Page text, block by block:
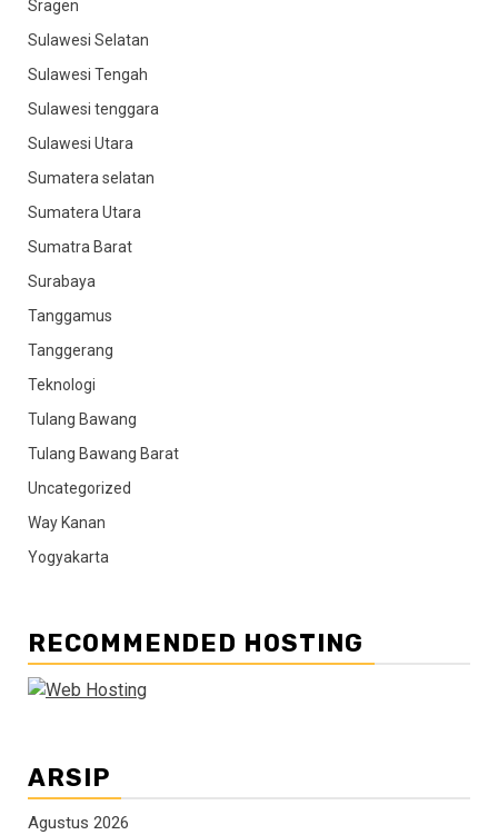
Sragen
Sulawesi Selatan
Sulawesi Tengah
Sulawesi tenggara
Sulawesi Utara
Sumatera selatan
Sumatera Utara
Sumatra Barat
Surabaya
Tanggamus
Tanggerang
Teknologi
Tulang Bawang
Tulang Bawang Barat
Uncategorized
Way Kanan
Yogyakarta
RECOMMENDED HOSTING
ARSIP
Agustus 2026